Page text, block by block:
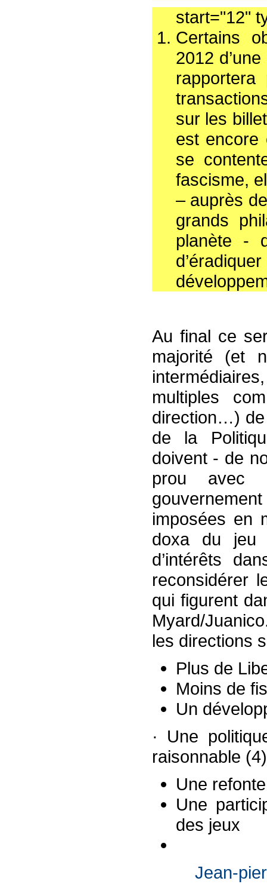
start="12"
Certains
2012
sur les
est encore
se
fascisme,
– auprès
grands
planète -
Au final ce
majorité (et
multiples
direction…) de
de la
doivent - de
prou avec
imposées en
doxa du jeu
d’intérêts
reconsidérer
qui figurent
Myard/
les directions
Plus de
Moins de
Un
· Une
raisonnable (4)
Une
Une
des jeux
Jean-